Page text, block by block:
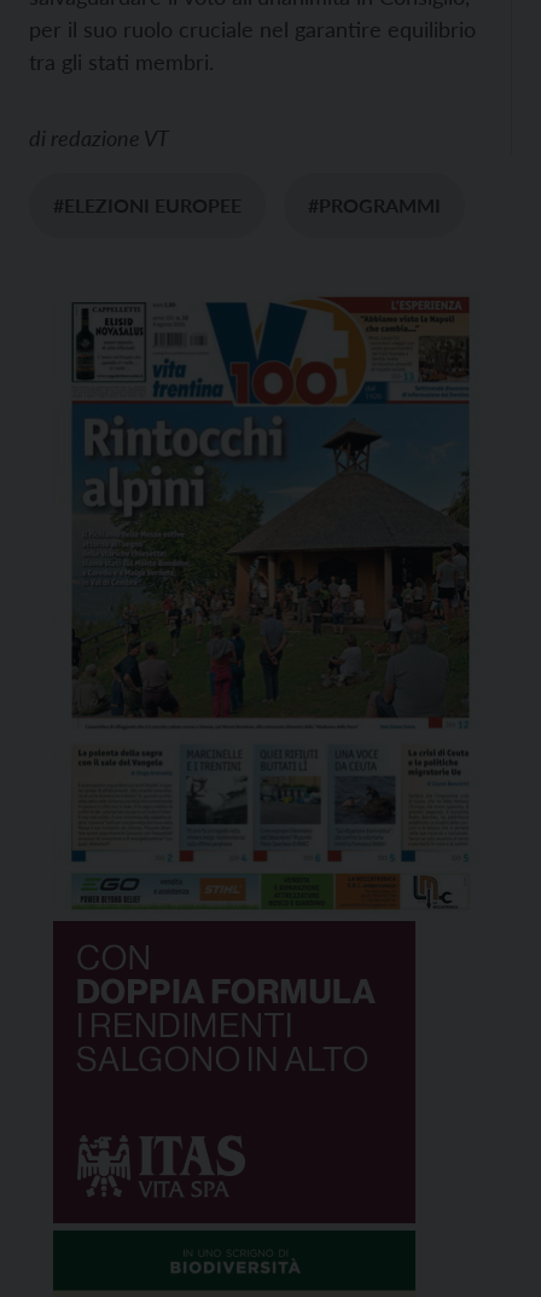
per il suo ruolo cruciale nel garantire equilibrio
tra gli stati membri.
di redazione VT
#ELEZIONI EUROPEE #PROGRAMMI